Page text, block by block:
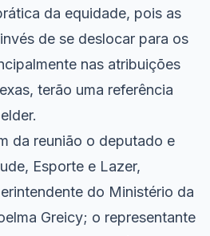
da equidade, pois as
de se deslocar para os
nas atribuições
terão uma referência
da reunião o deputado e
Esporte e Lazer,
do Ministério da
Greicy; o representante